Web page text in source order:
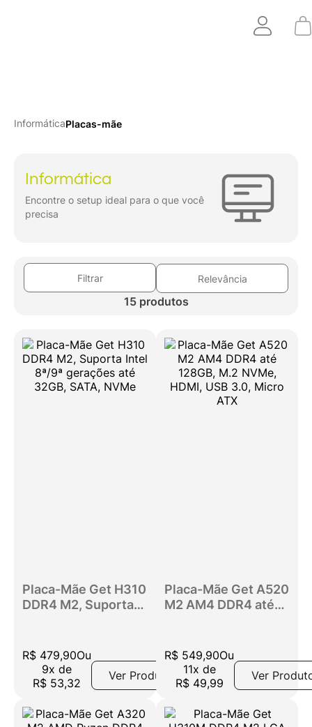
InformáticaPlacas-mãe
Informática
Encontre o setup ideal para o que você
precisa
Filtrar Relevância
15 produtos
Placa-Mãe Get H310
DDR4 M2, Suporta
NVMe
R$ 479,90Ou
9x de
R$ 53,32
Ver Produto
Placa-Mãe Get A520
M2 AM4 DDR4 até
Micro ATX
R$ 549,90Ou
11x de
R$ 49,99
Ver